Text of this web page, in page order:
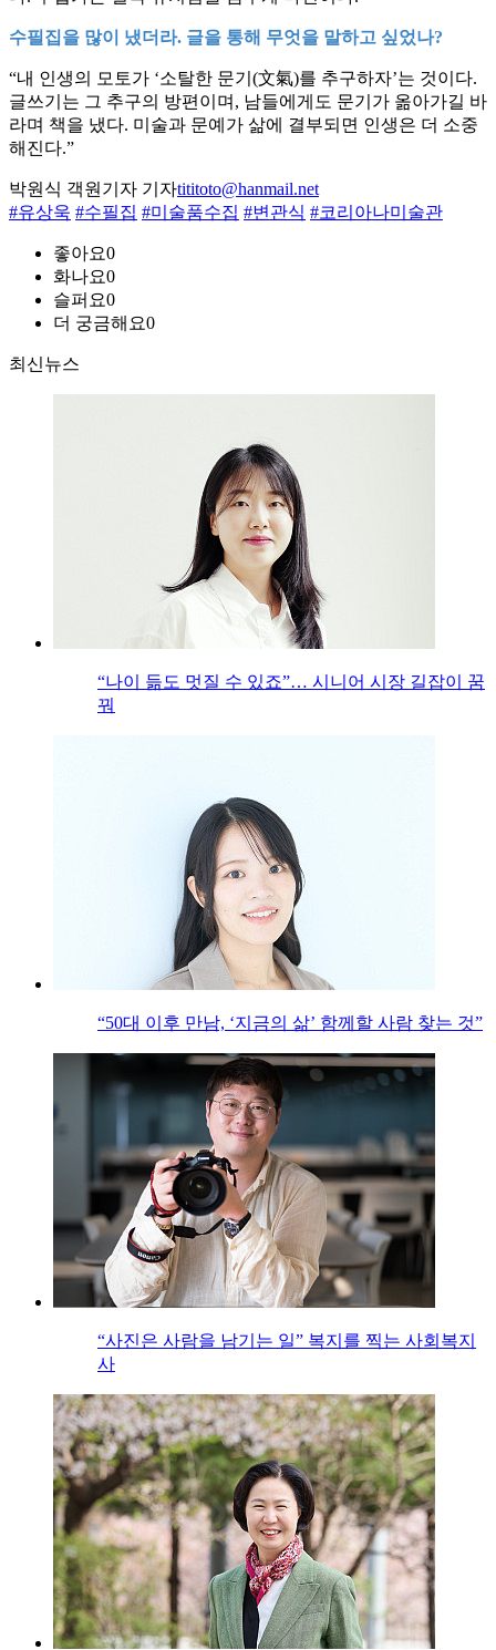
수필집을 많이 냈더라. 글을 통해 무엇을 말하고 싶었나?
“내 인생의 모토가 ‘소탈한 문기(文氣)를 추구하자’는 것이다.
글쓰기는 그 추구의 방편이며, 남들에게도 문기가 옮아가길 바
라며 책을 냈다. 미술과 문예가 삶에 결부되면 인생은 더 소중
해진다.”
박원식 객원기자 기자tititoto@hanmail.net
#유상욱 #수필집 #미술품수집 #변관식 #코리아나미술관
좋아요0
화나요0
슬퍼요0
더 궁금해요0
최신뉴스
“나이 듦도 멋질 수 있죠”… 시니어 시장 길잡이 꿈
꿔
“50대 이후 만남, ‘지금의 삶’ 함께할 사람 찾는 것”
“사진은 사람을 남기는 일” 복지를 찍는 사회복지
사